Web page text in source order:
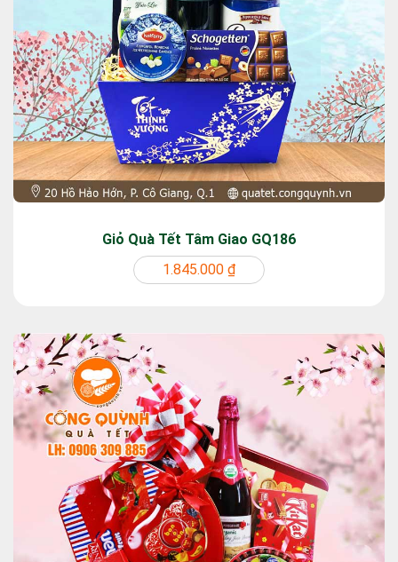
Giỏ Quà Tết Tâm Giao GQ186
1.845.000 ₫